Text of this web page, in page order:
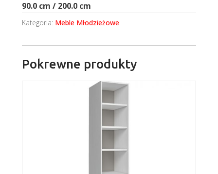
90.0 cm / 200.0 cm
Kategoria: Meble Młodzieżowe
Pokrewne produkty